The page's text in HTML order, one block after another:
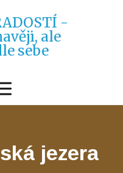
-
ale
sebe
jezera